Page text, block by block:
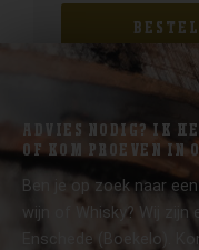
ADVIES NODIG? IK
OF KOM PROEVEN
Ben je op zoek naar
wijn of Whisky? Wij zijn
Enschede (Boekelo).